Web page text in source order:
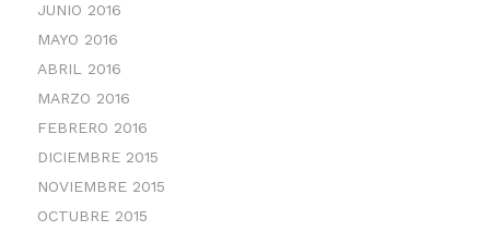
JUNIO 2016
MAYO 2016
ABRIL 2016
MARZO 2016
FEBRERO 2016
DICIEMBRE 2015
NOVIEMBRE 2015
OCTUBRE 2015